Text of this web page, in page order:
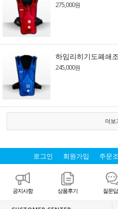
275,000원
하임리히기도폐쇄
245,000원
더보
로그인 회원가입 주문
공지사항 상품후기 질문